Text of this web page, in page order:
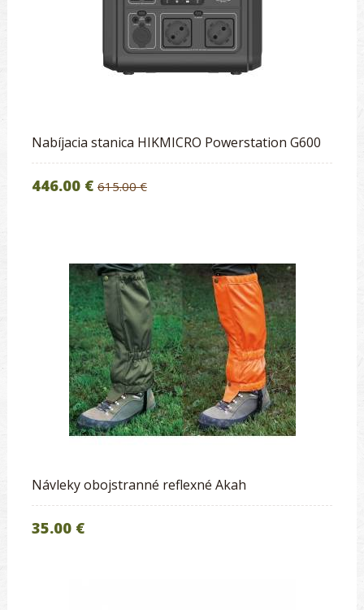
Nabíjacia stanica HIKMICRO Powerstation G600
446.00 € 615.00 €
Návleky obojstranné reflexné Akah
35.00 €